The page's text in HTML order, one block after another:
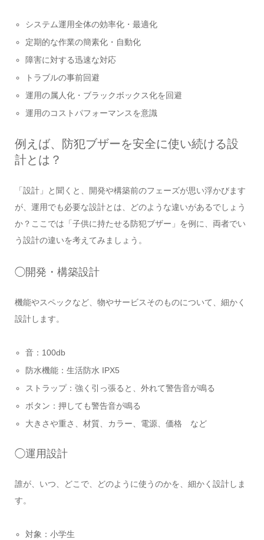
システム運用全体の効率化・最適化
定期的な作業の簡素化・自動化
障害に対する迅速な対応
トラブルの事前回避
運用の属人化・ブラックボックス化を回避
運用のコストパフォーマンスを意識
例えば、防犯ブザーを安全に使い続ける設
計とは？
「設計」と聞くと、開発や構築前のフェーズが思い浮かびます
が、運用でも必要な設計とは、どのような違いがあるでしょう
か？ここでは「子供に持たせる防犯ブザー」を例に、両者でい
う設計の違いを考えてみましょう。
◯開発・構築設計
機能やスペックなど、物やサービスそのものについて、細かく
設計します。
音：100db
防水機能：生活防水 IPX5
ストラップ：強く引っ張ると、外れて警告音が鳴る
ボタン：押しても警告音が鳴る
大きさや重さ、材質、カラー、電源、価格 など
◯運用設計
誰が、いつ、どこで、どのように使うのかを、細かく設計しま
す。
対象：小学生